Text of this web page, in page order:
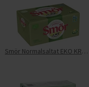
Smör Normalsaltat EKO KRAV 82%